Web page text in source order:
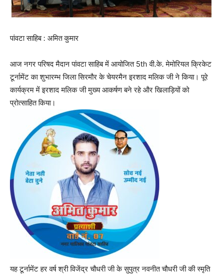
पांवटा साहिब : अमित कुमार
आज नगर परिषद मैदान पांवटा साहिब में आयोजित 5th वी.के. मेमोरियल क्रिकेट
टूर्नामेंट का शुभारम्भ जिला सिरमौर के चेयरमैन इरशाद मलिक जी ने किया। पूरे
कार्यक्रम में इरशाद मलिक जी मुख्य आकर्षण बने रहे और खिलाड़ियों को
प्रोत्साहित किया।
यह टूर्नामेंट हर वर्ष श्री विजेंद्र चौधरी जी के सुपुत्र नवनीत चौधरी जी की स्मृति